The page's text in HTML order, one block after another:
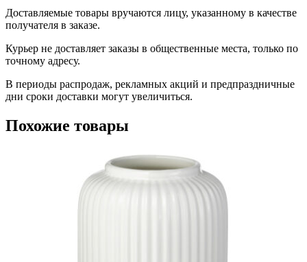
Доставляемые товары вручаются лицу, указанному в качестве
получателя в заказе.
Курьер не доставляет заказы в общественные места, только по
точному адресу.
В периоды распродаж, рекламных акций и предпраздничные
дни сроки доставки могут увеличиться.
Похожие товары